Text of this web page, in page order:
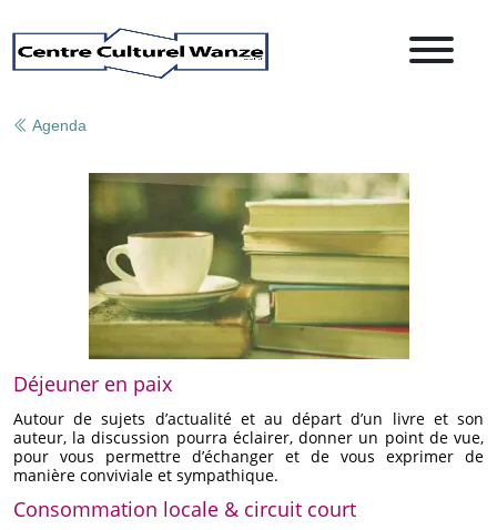
Agenda
Déjeuner en paix
Autour de sujets d’actualité et au départ d’un livre et son
auteur, la discussion pourra éclairer, donner un point de vue,
pour vous permettre d’échanger et de vous exprimer de
manière conviviale et sympathique.
Consommation locale & circuit court